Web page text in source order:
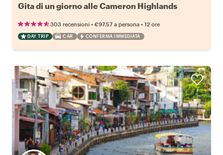
Gita di un giorno alle Cameron Highlands
303 recensioni • €97.57 a persona • 12 ore
DAY TRIP CAR CONFERMA IMMEDIATA